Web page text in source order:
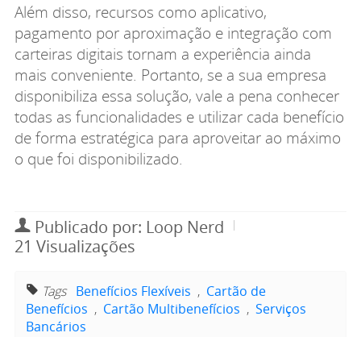
Além disso, recursos como aplicativo,
pagamento por aproximação e integração com
carteiras digitais tornam a experiência ainda
mais conveniente. Portanto, se a sua empresa
disponibiliza essa solução, vale a pena conhecer
todas as funcionalidades e utilizar cada benefício
de forma estratégica para aproveitar ao máximo
o que foi disponibilizado.
Publicado por: Loop Nerd
21 Visualizações
Tags Benefícios Flexíveis , Cartão de
Benefícios , Cartão Multibenefícios , Serviços
Bancários